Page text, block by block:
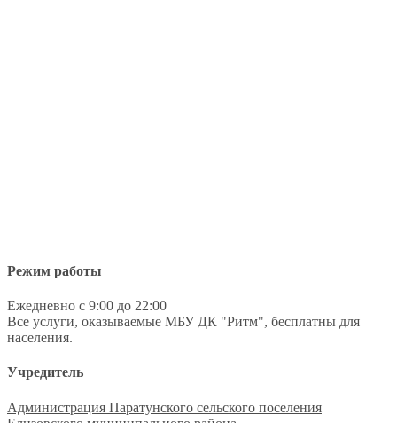
Режим работы
Ежедневно с 9:00 до 22:00
Все услуги, оказываемые МБУ ДК "Ритм", бесплатны для
населения.
Учредитель
Администрация Паратунского сельского поселения